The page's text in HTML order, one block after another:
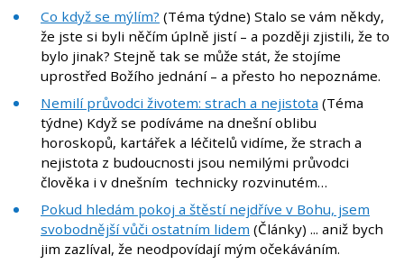
Co když se mýlím? (Téma týdne) Stalo se vám někdy,
že jste si byli něčím úplně jistí – a později zjistili, že to
bylo jinak? Stejně tak se může stát, že stojíme
uprostřed Božího jednání – a přesto ho nepoznáme.
Nemilí průvodci životem: strach a nejistota (Téma
týdne) Když se podíváme na dnešní oblibu
horoskopů, kartářek a léčitelů vidíme, že strach a
nejistota z budoucnosti jsou nemilými průvodci
člověka i v dnešním technicky rozvinutém…
Pokud hledám pokoj a štěstí nejdříve v Bohu, jsem
svobodnější vůči ostatním lidem (Články) ... aniž bych
jim zazlíval, že neodpovídají mým očekáváním.